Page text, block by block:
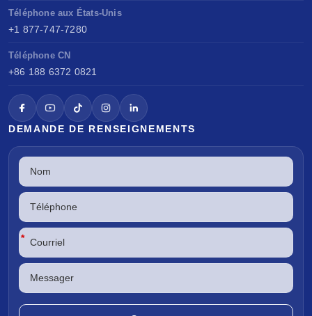
Téléphone aux États-Unis
+1 877-747-7280
Téléphone CN
+86 188 6372 0821
DEMANDE DE RENSEIGNEMENTS
*